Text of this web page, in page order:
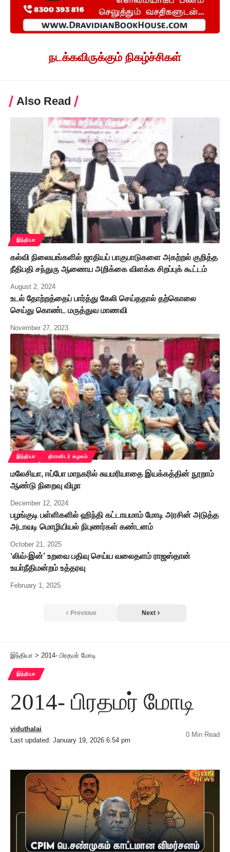
நடக்கவிருக்கும் நிகழ்ச்சிகள்
Also Read
இந்தியா
கல்வி நிலையங்களில் ஜாதியப் பாகுபாடுகளை அகற்றல் குறித்த
நீதிபதி சந்துரு ஆணைய அறிக்கை விளக்க சிறப்புக் கூட்டம்
August 2, 2024
உடல் தோற்றத்தைப் பார்த்து கேலி செய்ததால் தற்கொலை
செய்து கொண்ட மருத்துவ மாணவி
November 27, 2023
இந்தியா திராவிடர் கழகம்
மலேசியா, ஈப்போ மாநகரில் சுயமரியாதை இயக்கத்தின் நூறாம்
ஆண்டு நிறைவு விழா
December 12, 2024
பழங்குடி பள்ளிகளில் ஹிந்தி கட்டாயமாம் மோடி அரசின் அடுத்த
அடாவடி மொழியியல் நிபுணர்கள் கண்டனம்
October 21, 2025
‘லிவ்-இன்’ உறவை பதிவு செய்ய வலைதளம் ராஜஸ்தான்
உயா்நீதிமன்றம் உத்தரவு
February 1, 2025
Previous Next
இந்தியா > 2014- பிரதமர் மோடி
இந்தியா
2014- பிரதமர் மோடி
Last updated: January 19, 2026 6:54 pm
viduthalai
0 Min Read